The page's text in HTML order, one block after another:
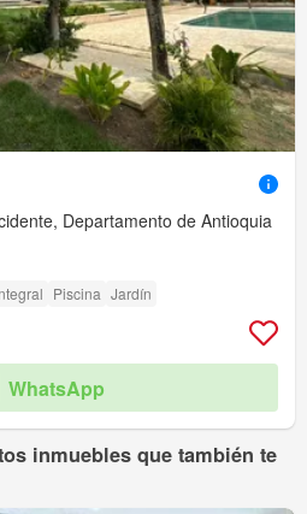
Departamento de Antioquia
Piscina Jardín
WhatsApp
inmuebles que también te